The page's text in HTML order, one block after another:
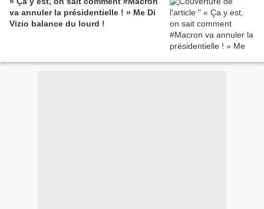
va annuler la présidentielle ! » Me Di
Vizio balance du lourd !